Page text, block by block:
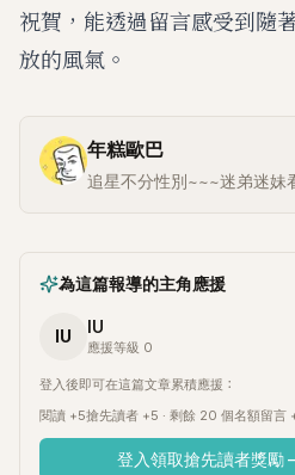
祝賀，能透過留言感受到隨
放的風氣。
年糕歐巴
追星不分性別~~~迷弟迷妹
為這篇報導的主角應援
IU IU
應援等級 0
登入後即可在這篇文章累積應援：
閱讀 +5搶先讀者 +5 · 剩餘 20 個名額留言
登入領取搶先讀者獎勵